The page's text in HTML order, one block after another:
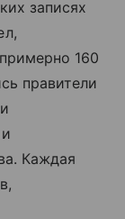
записях
160
правители
Каждая